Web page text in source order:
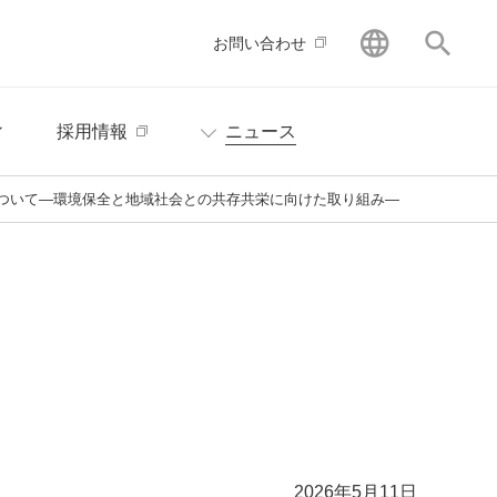
お問い合わせ GLOBAL
採用情報 ニュース
いて―環境保全と地域社会との共存共栄に向けた取り組み―
2026年5月11日